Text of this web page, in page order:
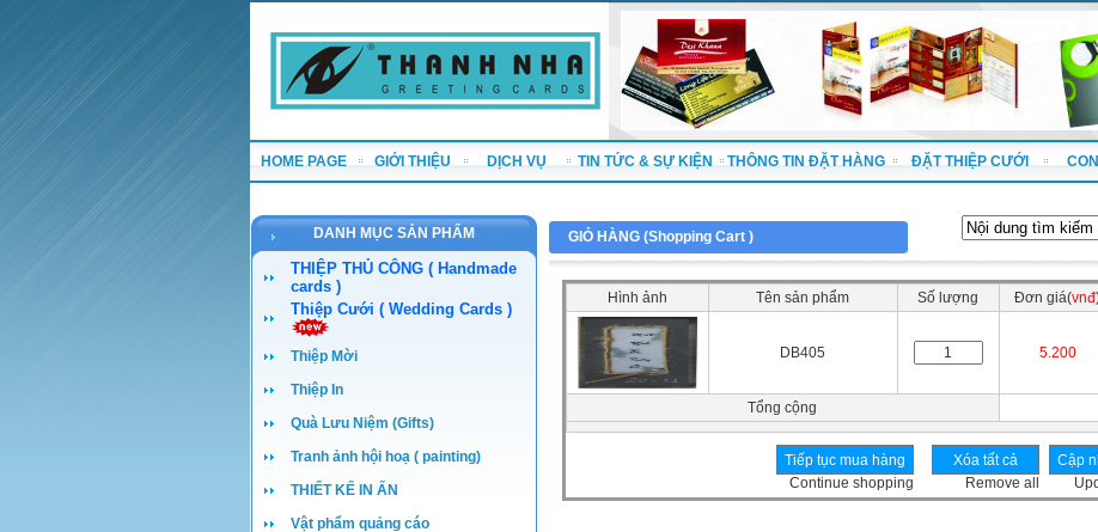
HOME PAGE GIỚI THIỆU DỊCH VỤ TIN TỨC & SỰ KIỆN THÔNG TIN ĐẶT HÀNG ĐẶT THIỆP CƯỚI
DANH MỤC SẢN PHẨM
THIỆP THỦ CÔNG ( Handmade
cards )
Thiệp Cưới ( Wedding Cards )
Thiệp Mời
Thiệp In
Quà Lưu Niệm (Gifts)
Tranh ảnh hội hoạ ( painting)
THIẾT KẾ IN ẤN
Vật phẩm quảng cáo
GIỎ HÀNG (Shopping Cart )
Hình ảnh Tên sản phẩm Số lượng Đơn giá(vnđ
DB405 5.200
Tổng cộng
Continue shopping Remove all